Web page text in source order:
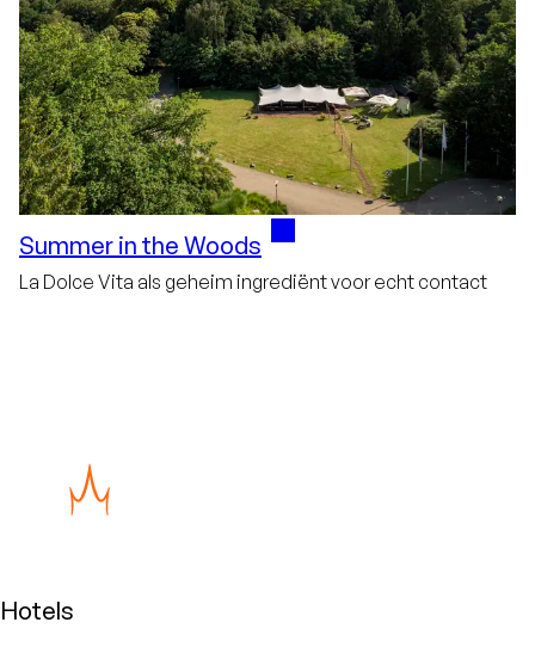
Summer in the Woods
La Dolce Vita als geheim ingrediënt voor echt contact
Hotels